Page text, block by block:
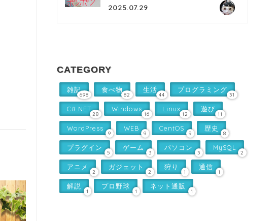
2025.07.29
CATEGORY
雑記
698
食べ物
82
生活
44
プログラミング
31
C#.NET
28
Windows
16
Linux
12
遊び
11
WordPress
9
WEB
9
CentOS
9
歴史
8
プラグイン
5
ゲーム
3
パソコン
3
MySQL
2
アニメ
2
ガジェット
2
狩り
1
通信
1
解説
1
プロ野球
1
ネット通販
1